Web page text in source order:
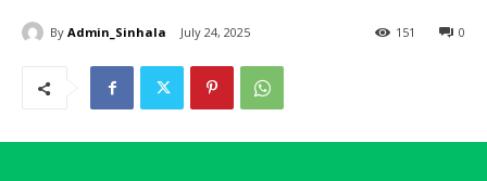
By Admin_Sinhala July 24, 2025 0
151